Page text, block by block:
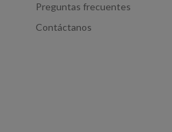
Preguntas frecuentes
Contáctanos